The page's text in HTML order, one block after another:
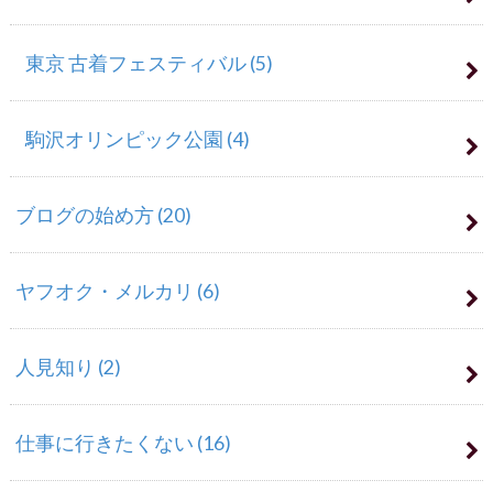
東京 古着フェスティバル(5)
駒沢オリンピック公園 (4)
ブログの始め方(20)
ヤフオク・メルカリ (6)
人見知り (2)
仕事に行きたくない (16)